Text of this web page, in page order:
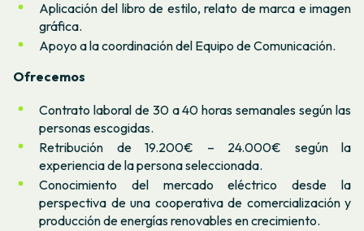
Aplicación del libro de estilo, relato de marca e imagen
gráfica.
Apoyo a la coordinación del Equipo de Comunicación.
Ofrecemos
Contrato laboral de 30 a 40 horas semanales según las
personas escogidas.
Retribución de 19.200€ – 24.000€ según la
experiencia de la persona seleccionada.
Conocimiento del mercado eléctrico desde la
perspectiva de una cooperativa de comercialización y
producción de energías renovables en crecimiento.